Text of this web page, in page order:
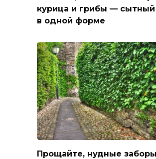
курица и грибы —
в одной форме
Прощайте, нудные